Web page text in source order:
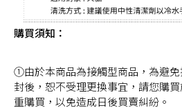
購買須知：
①由於本商品為接觸型商品，為避
封後，恕不受理更換事宜，請您購
重購買，以免造成日後買賣糾紛。